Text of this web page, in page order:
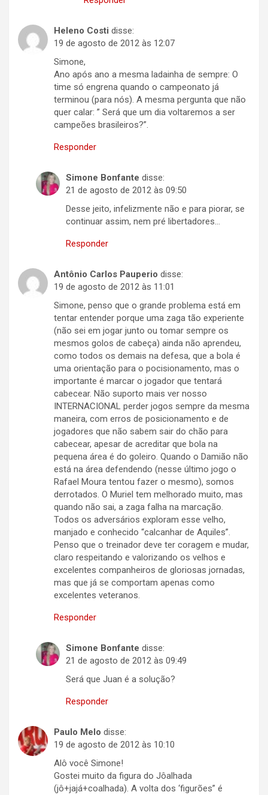
Heleno Costi disse:
19 de agosto de 2012 às 12:07
Simone,
Ano após ano a mesma ladainha de sempre: O
time só engrena quando o campeonato já
terminou (para nós). A mesma pergunta que não
quer calar: ” Será que um dia voltaremos a ser
campeões brasileiros?”.
Responder
Simone Bonfante disse:
21 de agosto de 2012 às 09:50
Desse jeito, infelizmente não e para piorar, se
continuar assim, nem pré libertadores…
Responder
Antônio Carlos Pauperio disse:
19 de agosto de 2012 às 11:01
Simone, penso que o grande problema está em
tentar entender porque uma zaga tão experiente
(não sei em jogar junto ou tomar sempre os
mesmos golos de cabeça) ainda não aprendeu,
como todos os demais na defesa, que a bola é
uma orientação para o pocisionamento, mas o
importante é marcar o jogador que tentará
cabecear. Não suporto mais ver nosso
INTERNACIONAL perder jogos sempre da mesma
maneira, com erros de posicionamento e de
jogadores que não sabem sair do chão para
cabecear, apesar de acreditar que bola na
pequena área é do goleiro. Quando o Damião não
está na área defendendo (nesse último jogo o
Rafael Moura tentou fazer o mesmo), somos
derrotados. O Muriel tem melhorado muito, mas
quando não sai, a zaga falha na marcação.
Todos os adversários exploram esse velho,
manjado e conhecido “calcanhar de Aquiles”.
Penso que o treinador deve ter coragem e mudar,
claro respeitando e valorizando os velhos e
excelentes companheiros de gloriosas jornadas,
mas que já se comportam apenas como
excelentes veteranos.
Responder
Simone Bonfante disse:
21 de agosto de 2012 às 09:49
Será que Juan é a solução?
Responder
Paulo Melo disse:
19 de agosto de 2012 às 10:10
Alô você Simone!
Gostei muito da figura do Jôalhada
(jô+jajá+coalhada). A volta dos ‘figurões” é